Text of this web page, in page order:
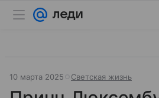
10 марта 2025 Светская жизнь